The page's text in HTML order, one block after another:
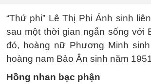
“Thứ phi” Lê Thị Phi Ánh sinh
sau một thời gian ngắn sống với
đó, hoàng nữ Phương Minh
hoàng nam Bảo Ân sinh năm
Hồng nhan bạc phận